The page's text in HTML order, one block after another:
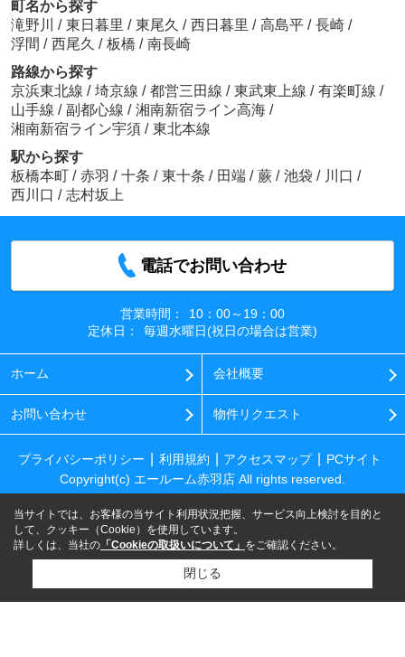
町名から探す
滝野川 / 東日暮里 / 東尾久 / 西日暮里 / 高島平 / 長崎 /
浮間 / 西尾久 / 板橋 / 南長崎
路線から探す
京浜東北線 / 埼京線 / 都営三田線 / 東武東上線 / 有楽町線 /
山手線 / 副都心線 / 湘南新宿ライン高海 /
湘南新宿ライン宇須 / 東北本線
駅から探す
板橋本町 / 赤羽 / 十条 / 東十条 / 田端 / 蕨 / 池袋 / 川口 /
西川口 / 志村坂上
電話でお問い合わせ
営業時間：
10：00～19：00
定休日：
毎週水曜日(祝日の場合は営業)
ホーム 会社概要
お問い合わせ 物件リクエスト
プライバシーポリシー 利用規約 アクセスマップ
PCサイト
Copyright(c) エールーム赤羽店 All rights reserved.
当サイトでは、お客様の当サイト利用状況把握、サービス向上検討を目的と
して、クッキー（Cookie）を使用しています。
詳しくは、当社の 「Cookieの取扱いについて」 をご確認ください。
閉じる